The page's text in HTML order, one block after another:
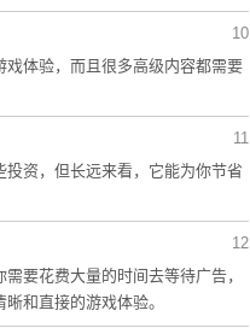
10
体验，而且很多高级内容都需要
11
资，但长远来看，它能为你节省
12
要花费大量的时间去等待广告，
和直接的游戏体验。